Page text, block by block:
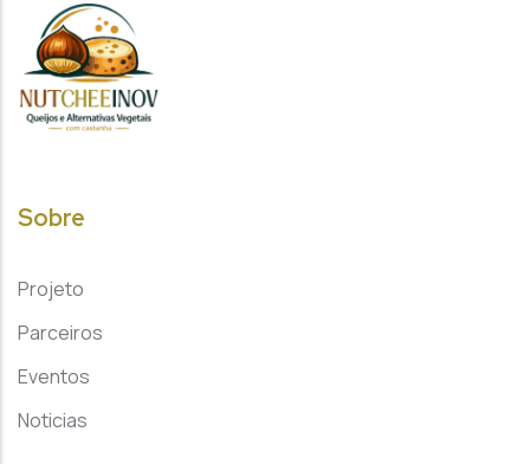
Sobre
Projeto
Parceiros
Eventos
Noticias